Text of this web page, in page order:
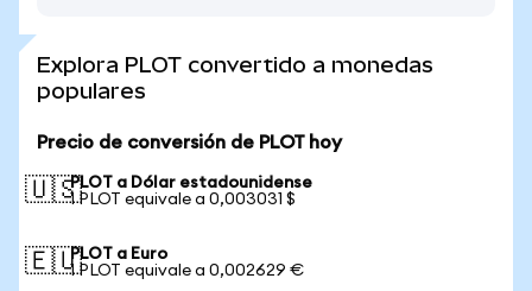
Explora PLOT convertido a monedas
populares
Precio de conversión de PLOT hoy
🇺🇸PLOT a Dólar estadounidense
1 PLOT equivale a 0,003031 $
🇪🇺PLOT a Euro
1 PLOT equivale a 0,002629 €